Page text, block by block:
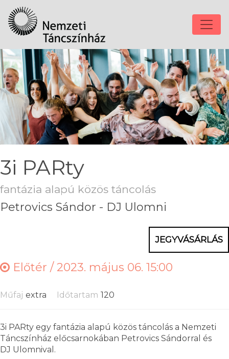
3i PARty
fantázia alapú közös táncolás
Petrovics Sándor - DJ Ulomni
JEGYVÁSÁRLÁS
Előtér /2023. május 06. 15:00
Műfaj extra Időtartam 120
3i PARty egy fantázia alapú közös táncolás a Nemzeti
Táncszínház előcsarnokában Petrovics Sándorral és
DJ Ulomnival.